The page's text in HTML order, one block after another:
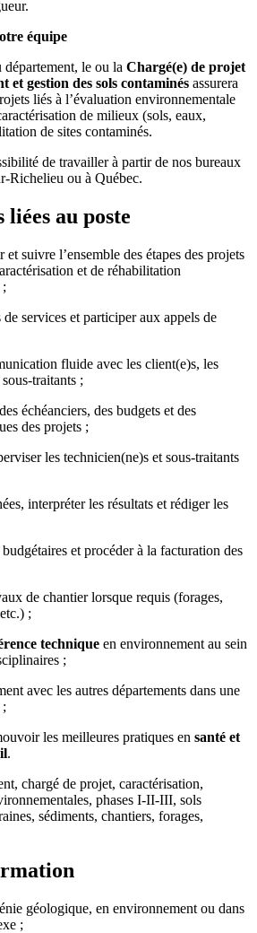
équipe
le ou la Chargé(e) de projet
et gestion des sols contaminés assurera
liés à l’évaluation environnementale
de milieux (sols, eaux,
de sites contaminés.
de travailler à partir de nos bureaux
Richelieu ou à Québec.
liées au poste
suivre l’ensemble des étapes des projets
et de réhabilitation
services et participer aux appels de
fluide avec les client(e)s, les
traitants ;
échéanciers, des budgets et des
des projets ;
les technicien(ne)s et sous-traitants
interpréter les résultats et rédiger les
et procéder à la facturation des
de chantier lorsque requis (forages,
;
technique en environnement au sein
;
avec les autres départements dans une
les meilleures pratiques en santé et
.
chargé de projet, caractérisation,
phases I-II-III, sols
sédiments, chantiers, forages,
géologique, en environnement ou dans
;